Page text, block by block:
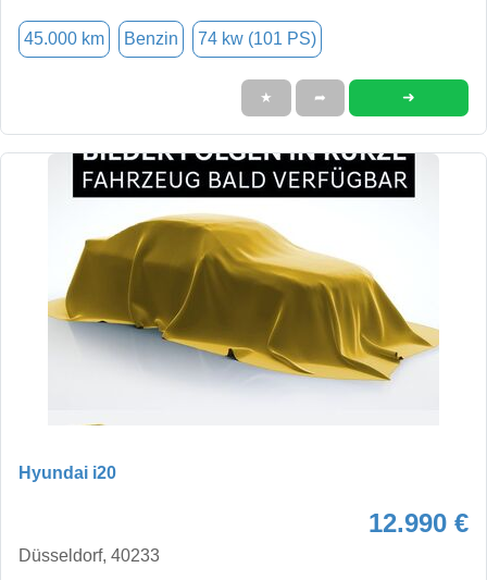
45.000 km Benzin 74 kw (101 PS)
★ ➦ ➜
Hyundai i20
12.990 €
Düsseldorf, 40233